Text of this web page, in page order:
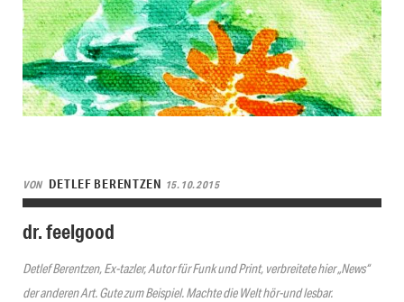
VON DETLEF BERENTZEN 15.10.2015
dr. feelgood
Detlef Berentzen, Ex-tazler, Autor für Funk und Print, verbreitete hier „News“
der anderen Art. Gute zum Beispiel. Machte die Welt hör-und lesbar.